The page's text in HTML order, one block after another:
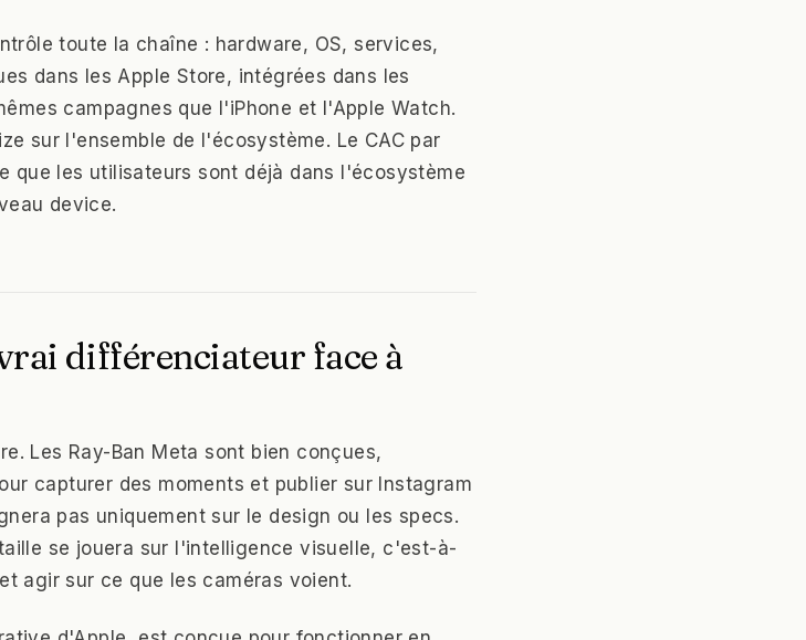
toute la chaîne : hardware, OS, services,
dans les Apple Store, intégrées dans les
campagnes que l'iPhone et l'Apple Watch.
sur l'ensemble de l'écosystème. Le CAC par
que les utilisateurs sont déjà dans l'écosystème
device.
différenciateur face à
Les Ray-Ban Meta sont bien conçues,
capturer des moments et publier sur Instagram
pas uniquement sur le design ou les specs.
se jouera sur l'intelligence visuelle, c'est-à-
agir sur ce que les caméras voient.